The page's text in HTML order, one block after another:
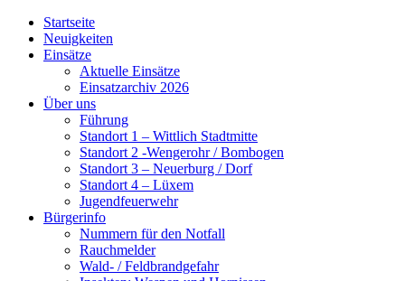
Startseite
Neuigkeiten
Einsätze
Aktuelle Einsätze
Einsatzarchiv 2026
Über uns
Führung
Standort 1 – Wittlich Stadtmitte
Standort 2 -Wengerohr / Bombogen
Standort 3 – Neuerburg / Dorf
Standort 4 – Lüxem
Jugendfeuerwehr
Bürgerinfo
Nummern für den Notfall
Rauchmelder
Wald- / Feldbrandgefahr